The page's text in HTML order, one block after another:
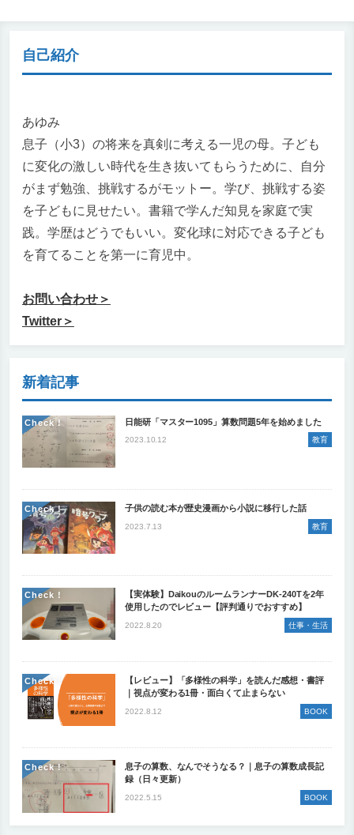
自己紹介
あゆみ
息子（小3）の将来を真剣に考える一児の母。子ども
に変化の激しい時代を生き抜いてもらうために、自分
がまず勉強、挑戦するがモットー。学び、挑戦する姿
を子どもに見せたい。書籍で学んだ知見を家庭で実
践。学歴はどうでもいい。変化球に対応できる子ども
を育てることを第一に育児中。
お問い合わせ＞
Twitter＞
新着記事
Check ! 日能研「マスター1095」算数問題5年を始めました
2023.10.12 教育
Check ! 子供の読む本が歴史漫画から小説に移行した話
2023.7.13 教育
Check !
【実体験】DaikouのルームランナーDK-240Tを2年
使用したのでレビュー【評判通りでおすすめ】
2022.8.20 仕事・生活
Check !
【レビュー】「多様性の科学」を読んだ感想・書評
｜視点が変わる1冊・面白くて止まらない
2022.8.12 BOOK
Check !
息子の算数、なんでそうなる？｜息子の算数成長記
録（日々更新）
2022.5.15 BOOK